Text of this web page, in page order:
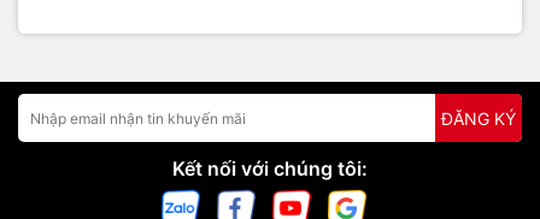
ĐĂNG KÝ
Kết nối với chúng tôi: